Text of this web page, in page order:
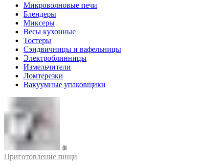
Микроволновые печи
Блендеры
Миксеры
Весы кухонные
Тостеры
Сэндвичницы и вафельницы
Электроблинницы
Измельчители
Ломтерезки
Вакуумные упаковщики
Приготовление пищи